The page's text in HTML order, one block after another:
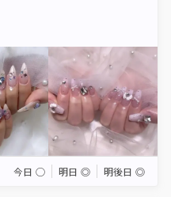
今日 ◯ 明日 ◎ 明後日 ◎